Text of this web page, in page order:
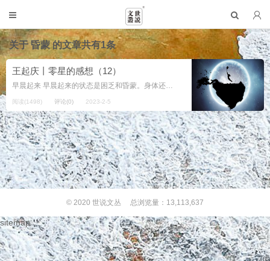
关于昏蒙的文章共有1条
王起庆丨零星的感想（12）
早晨起来 早晨起来的状态是困乏和昏蒙。身体还没有成型，灵魂也没有。好像有些事情要做，又好像什么也不用做。若想起并去做一个事，就是下生了，归队命运的行列；若继续睡，就是还不想下生。 沉睡是纯粹的睡，介于做梦与做...
阅读(1498) 评论(0) 2023-2-5
© 2020 世说文丛 总浏览量：13,113,637
sitemap